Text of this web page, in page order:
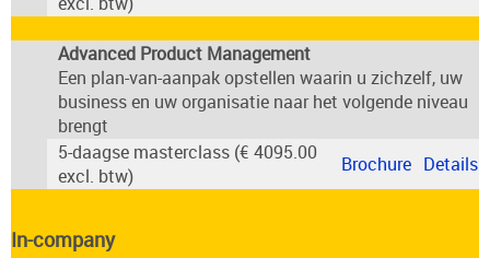
Advanced Product Management
Een plan-van-aanpak opstellen waarin u zichzelf, uw
business en uw organisatie naar het volgende niveau
brengt
5-daagse masterclass (€ 4095.00
excl. btw)
Brochure Details
In-company